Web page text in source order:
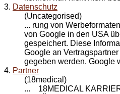
3. Datenschutz
(Uncategorised)
... rung von
von Google in den USA
gespeichert. Diese
Google an Vertragspartner
gegeben werden. Google
4. Partner
(18medical)
... 18MEDICAL